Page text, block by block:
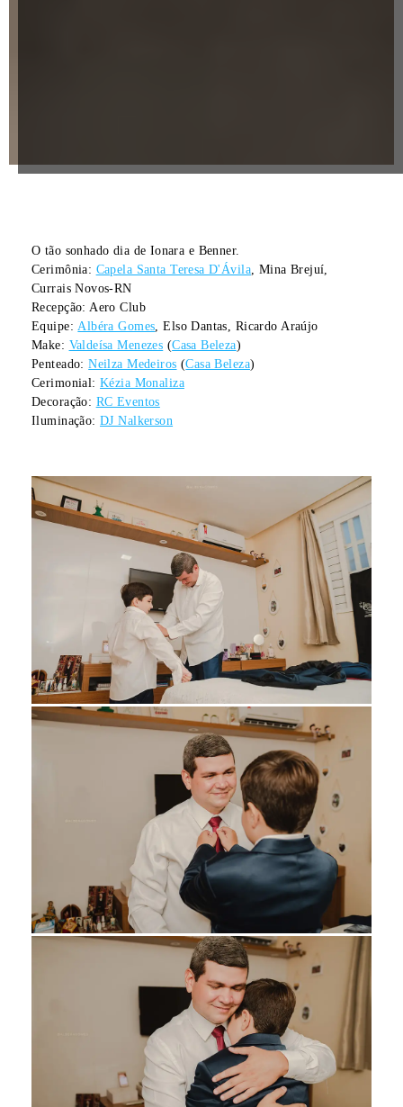
O tão sonhado dia de Ionara e Benner.
Cerimônia: Capela Santa Teresa D'Ávila, Mina Brejuí,
Currais Novos-RN
Recepção: Aero Club
Equipe:Albéra Gomes, Elso Dantas, Ricardo Araújo
Make: Valdeísa Menezes (Casa Beleza)
Penteado:Neilza Medeiros (Casa Beleza)
Cerimonial:Kézia Monaliza
Decoração: RC Eventos
Iluminação:DJ Nalkerson